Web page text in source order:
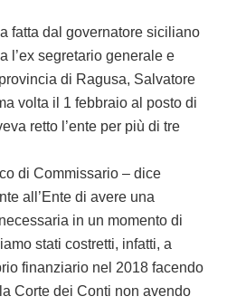
fatta dal governatore siciliano
l’ex segretario generale e
di Ragusa, Salvatore
volta il 1 febbraio al posto di
retto l’ente per più di tre
di Commissario – dice
all’Ente di avere una
in un momento di
stati costretti, infatti, a
finanziario nel 2018 facendo
Corte dei Conti non avendo